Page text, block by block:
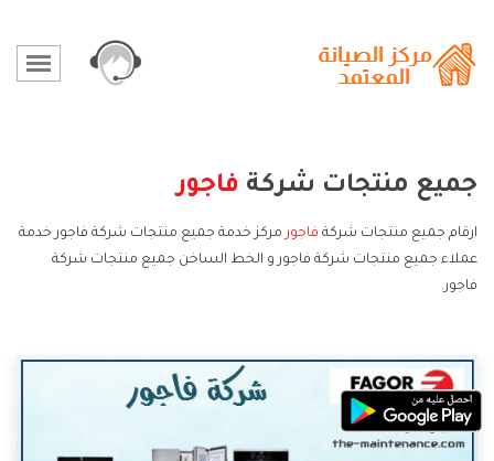
جميع منتجات شركة فاجور
ارقام جميع منتجات شركة فاجور مركز خدمة جميع منتجات شركة فاجور خدمة
عملاء جميع منتجات شركة فاجور و الخط الساخن جميع منتجات شركة
فاجور.